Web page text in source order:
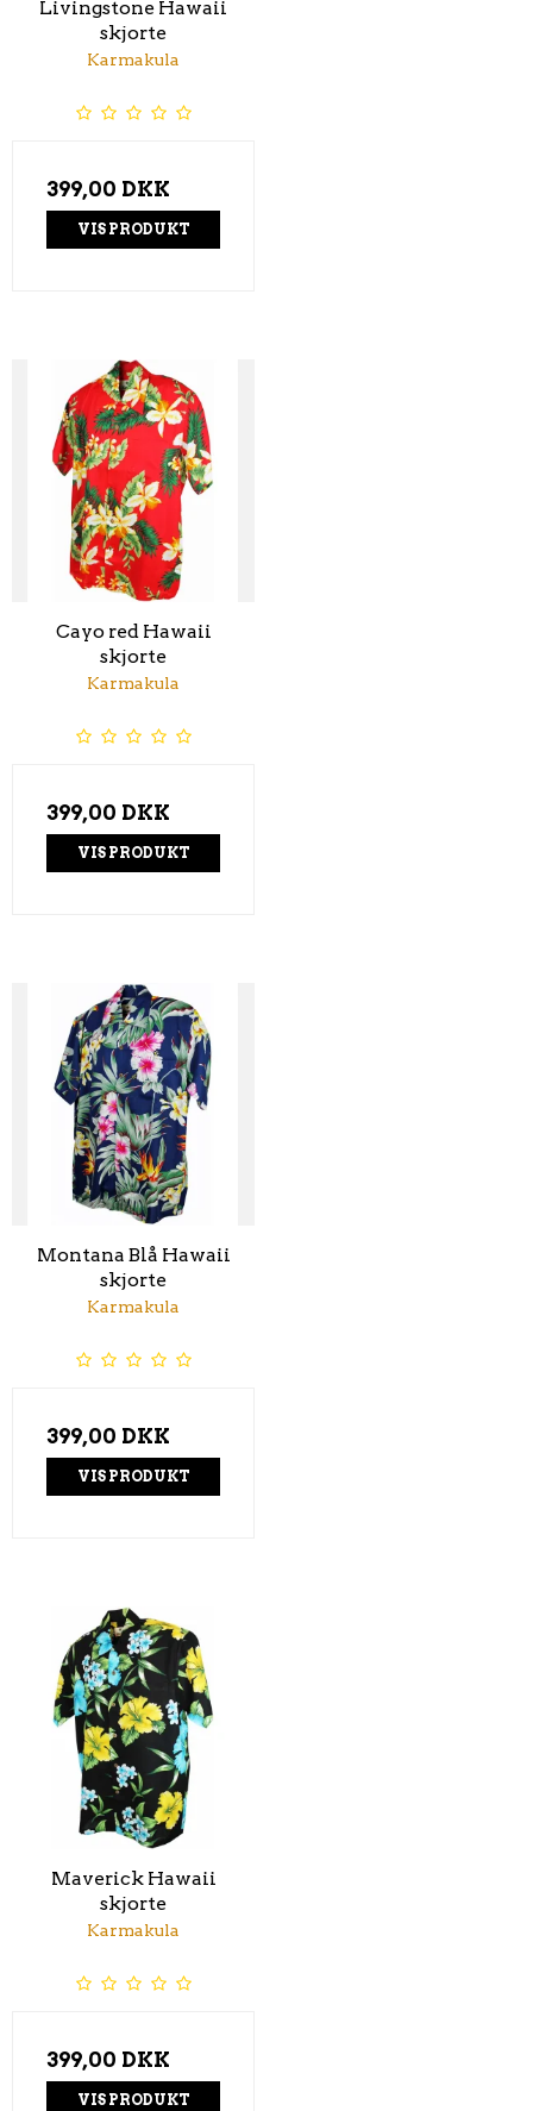
Livingstone Hawaii
skjorte
Karmakula
399,00 DKK
VIS PRODUKT
Cayo red Hawaii
skjorte
Karmakula
399,00 DKK
VIS PRODUKT
Montana Blå Hawaii
skjorte
Karmakula
399,00 DKK
VIS PRODUKT
Maverick Hawaii
skjorte
Karmakula
399,00 DKK
VIS PRODUKT